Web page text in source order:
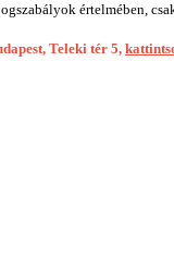
értelmében,
Teleki tér 5,